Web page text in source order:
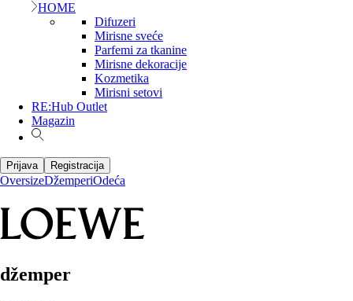
HOME
Difuzeri
Mirisne sveće
Parfemi za tkanine
Mirisne dekoracije
Kozmetika
Mirisni setovi
RE:Hub Outlet
Magazin
Prijava Registracija
OversizeDžemperiOdeća
džemper